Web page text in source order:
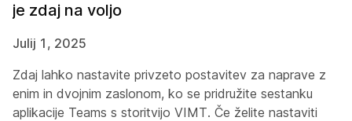
je zdaj na voljo
Julij 1, 2025
Zdaj lahko nastavite privzeto postavitev za naprave z
enim in dvojnim zaslonom, ko se pridružite sestanku
aplikacije Teams s storitvijo VIMT. Če želite nastaviti